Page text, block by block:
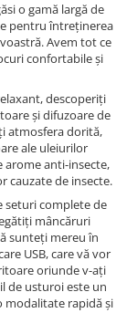
o gamă largă de
pentru întreținerea
Avem tot ce
confortabile și
descoperiți
și difuzoare de
atmosfera dorită,
ale uleiurilor
arome anti-insecte,
cauzate de insecte.
seturi complete de
mâncăruri
sunteți mereu în
USB, care vă vor
oriunde v-ați
de usturoi este un
modalitate rapidă și